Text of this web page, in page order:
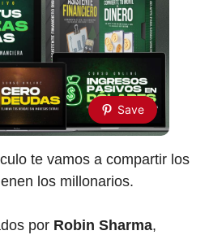
Save
te vamos a compartir los
los millonarios.
por Robin Sharma,